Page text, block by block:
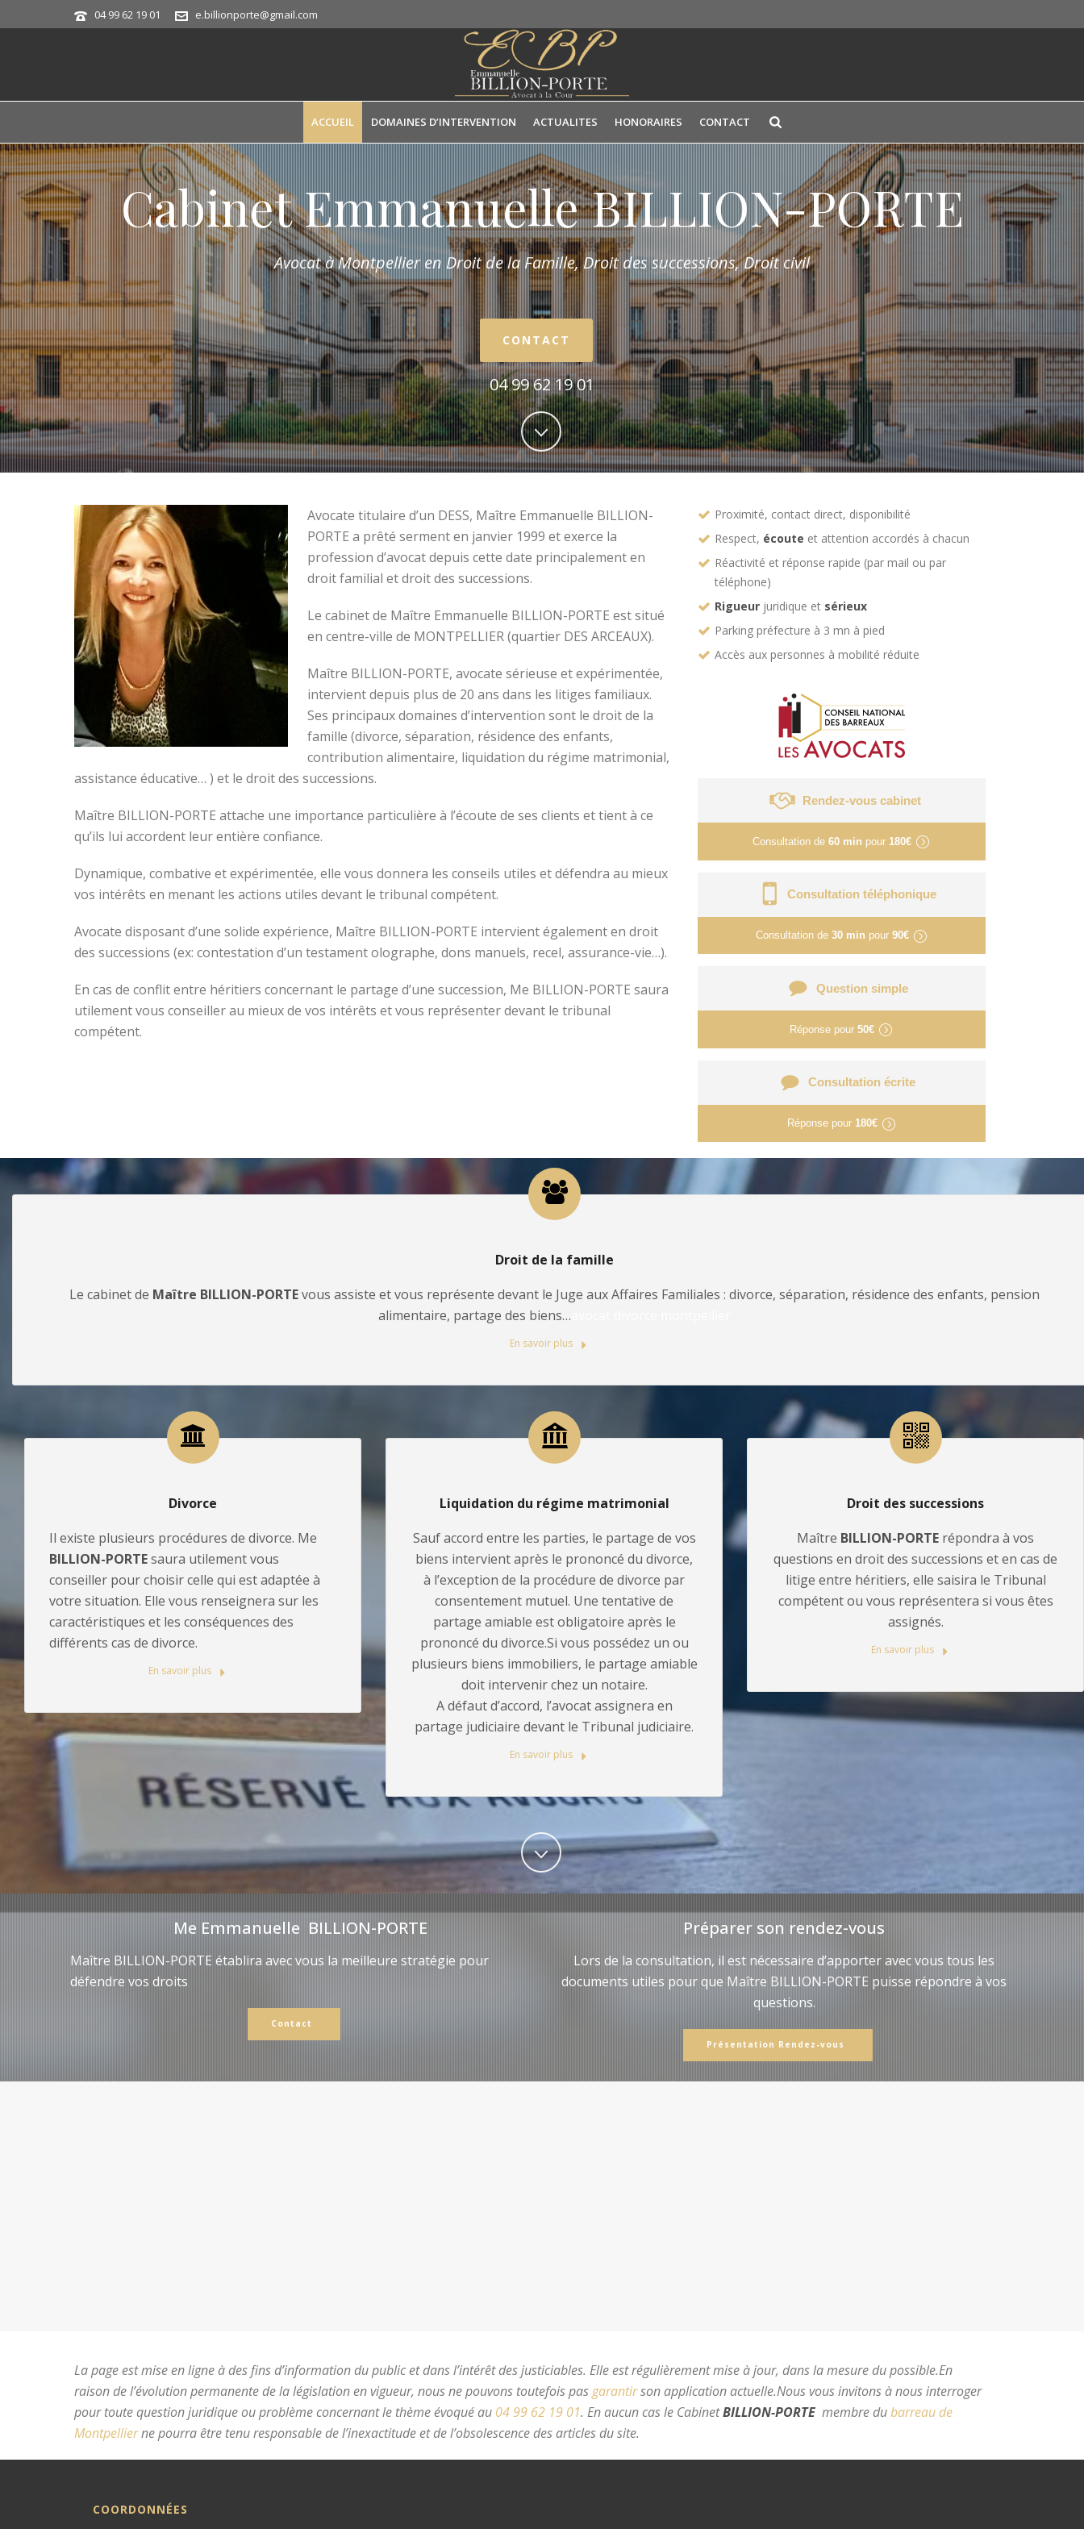
04 99 62 19 01 e.billionporte@gmail.com
ACCUEIL DOMAINES D’INTERVENTION ACTUALITES HONORAIRES CONTACT
Cabinet Emmanuelle BILLION-PORTE
Avocat à Montpellier en Droit de la Famille,Droit des successions, Droit civil
CONTACT
04 99 62 19 01
Avocate titulaire d’un DESS, Maître Emmanuelle BILLION-
PORTE a prêté serment en janvier 1999 et exerce la
profession d’avocat depuis cette date principalement en
droit familial et droit des successions.
Le cabinet de Maître Emmanuelle BILLION-PORTE est situé
en centre-ville de MONTPELLIER (quartier DES ARCEAUX).
Maître BILLION-PORTE, avocate sérieuse et expérimentée,
intervient depuis plus de 20 ans dans les litiges familiaux.
Ses principaux domaines d’intervention sont le droit de la
famille (divorce, séparation, résidence des enfants,
contribution alimentaire, liquidation du régime matrimonial,
assistance éducative… ) et le droit des successions.
Maître BILLION-PORTE attache une importance particulière à l’écoute de ses clients et tient à ce
qu’ils lui accordent leur entière confiance.
Dynamique, combative et expérimentée, elle vous donnera les conseils utiles et défendra au mieux
vos intérêts en menant les actions utiles devant le tribunal compétent.
Avocate disposant d’une solide expérience, Maître BILLION-PORTE intervient également en droit
des successions (ex: contestation d’un testament olographe, dons manuels, recel, assurance-vie…).
En cas de conflit entre héritiers concernant le partage d’une succession, Me BILLION-PORTE saura
utilement vous conseiller au mieux de vos intérêts et vous représenter devant le tribunal
compétent.
Proximité, contact direct, disponibilité
Respect, écoute et attention accordés à chacun
Réactivité et réponse rapide (par mail ou par
téléphone)
Rigueur juridique et sérieux
Parking préfecture à 3 mn à pied
Accès aux personnes à mobilité réduite
Rendez-vous cabinet
Consultation de60 min pour 180€
Consultation téléphonique
Consultation de 30 min pour 90€
Question simple
Réponse pour50€
Consultation écrite
Réponse pour 180€
Droit de la famille
Le cabinet de Maître BILLION-PORTEvous assiste et vous représente devant le Juge aux Affaires Familiales : divorce, séparation, résidence des enfants, pension
alimentaire, partage des biens…
En savoir plus
Divorce
Il existe plusieurs procédures de divorce. Me
BILLION-PORTEsaura utilement vous
conseiller pour choisir celle qui est adaptée à
votre situation. Elle vous renseignera sur les
caractéristiques et les conséquences des
différents cas de divorce.
En savoir plus
Liquidation du régime matrimonial
Sauf accord entre les parties, le partage de vos
biens intervient après le prononcé du divorce,
à l’exception de la procédure de divorce par
consentement mutuel. Une tentative de
partage amiable est obligatoire après le
prononcé du divorce.Si vous possédez un ou
plusieurs biens immobiliers, le partage amiable
doit intervenir chez un notaire.
A défaut d’accord, l’avocat assignera en
partage judiciaire devant le Tribunal judiciaire.
En savoir plus
Droit des successions
Maître BILLION-PORTE répondra à vos
questions en droit des successions et en cas de
litige entre héritiers, elle saisira le Tribunal
compétent ou vous représentera si vous êtes
assignés.
En savoir plus
Me Emmanuelle BILLION-PORTE
Maître BILLION-PORTE établira avec vous la meilleure stratégie pour
défendre vos droits
Contact
Préparer son rendez-vous
Lors de la consultation, il est nécessaire d’apporter avec vous tous les
documents utiles pour que Maître BILLION-PORTE puisse répondre à vos
questions.
Présentation Rendez-vous
La page est mise en ligne à des fins d’information du public et dans l’intérêt des justiciables. Elle est régulièrement mise à jour, dans la mesure du possible.En
raison de l’évolution permanente de la législation en vigueur, nous ne pouvons toutefois pasgarantirson application actuelle.Nous vous invitons à nous interroger
pour toute question juridique ou problème concernant le thème évoqué au 04 99 62 19 01. En aucun cas le CabinetBILLION-PORTE membre dubarreau de
Montpellierne pourra être tenu responsable de l’inexactitude et de l’obsolescence des articles du site.
COORDONNÉES